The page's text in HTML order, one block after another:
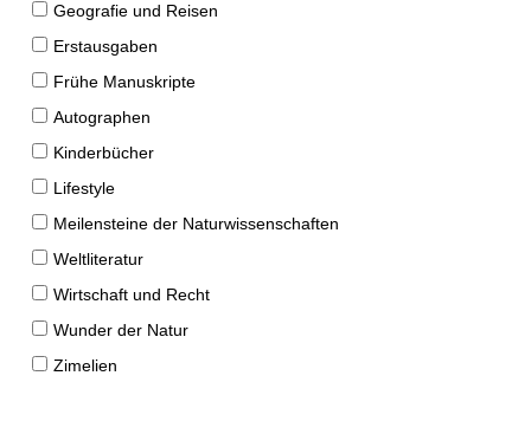
Geografie und Reisen
Erstausgaben
Frühe Manuskripte
Autographen
Kinderbücher
Lifestyle
Meilensteine der Naturwissenschaften
Weltliteratur
Wirtschaft und Recht
Wunder der Natur
Zimelien